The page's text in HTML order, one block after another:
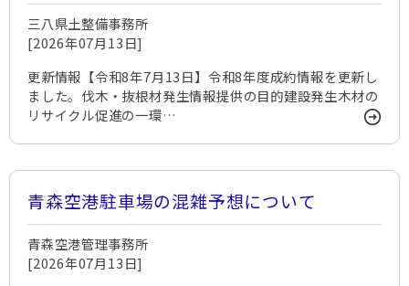
三八県土整備事務所
[2026年07月13日]
更新情報【令和8年7月13日】令和8年度成約情報を更新し
ました。伐木・抜根材発生情報提供の目的建設発生木材の
リサイクル促進の一環…
青森空港駐車場の混雑予想について
青森空港管理事務所
[2026年07月13日]